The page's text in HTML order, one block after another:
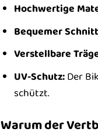
Hochwertige
Bequemer
Verstellbare
UV-Schutz:Der
schützt.
Warum der